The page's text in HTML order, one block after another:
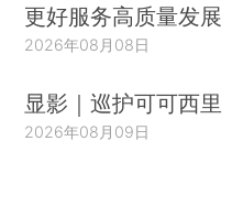
更好服务高质量发展
2026年08月08日
显影｜巡护可可西里
2026年08月09日